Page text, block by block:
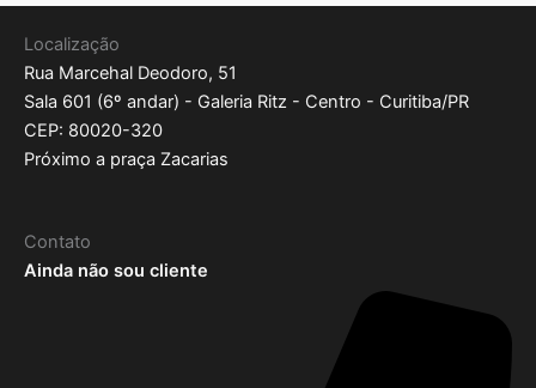
Localização
Rua Marcehal Deodoro, 51
Sala 601 (6º andar) - Galeria Ritz - Centro - Curitiba/PR
CEP: 80020-320
Próximo a praça Zacarias
Contato
Ainda não sou cliente